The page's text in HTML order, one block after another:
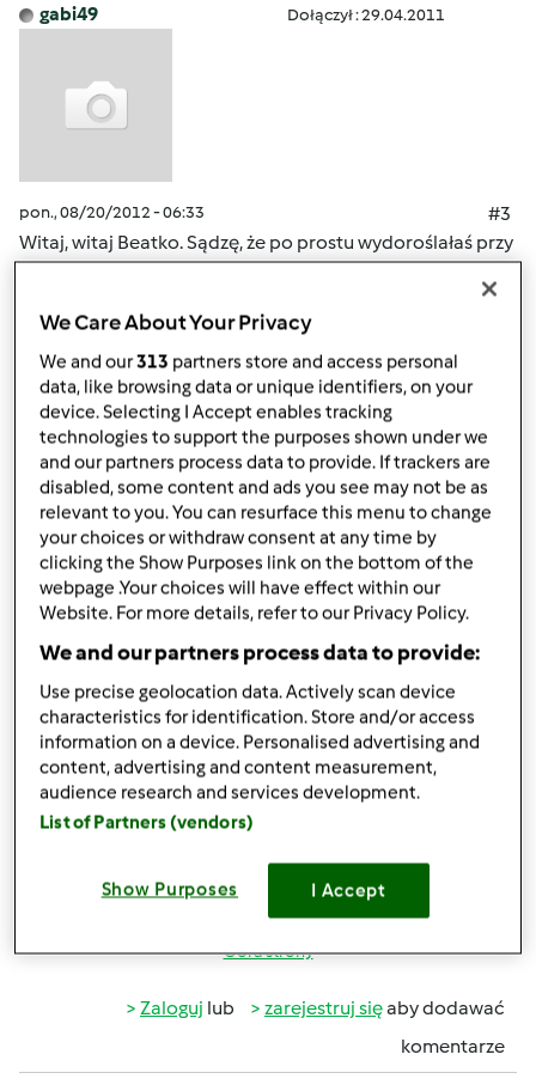
gabi49 Dołączył : 29.04.2011
pon., 08/20/2012 - 06:33
#3
Witaj, witaj Beatko. Sądzę, że po prostu wydoroślałaś przy
thermomixie, masz swoją rodzne i wiesz z doswiadczenia
co to jest w kuchni Thermomix. Brawo ! Działaj! Czekamy
na Twoje przepisy.
Góra strony
Zalogujlub zarejestruj sięaby dodawać
komentarze
magi1 (niezweryfikowany)
wt., 08/21/2012 - 20:10
Witaj Beatko w naszym skromnym gronie
lepiej nie
mogłas trafic masz TM i Nas
Góra strony
Zaloguj lub zarejestruj sięaby dodawać
komentarze
We Care About Your Privacy
We and our313 partners store and access personal
data, like browsing data or unique identifiers, on your
device. Selecting I Accept enables tracking
technologies to support the purposes shown under we
and our partners process data to provide. If trackers are
disabled, some content and ads you see may not be as
relevant to you. You can resurface this menu to change
your choices or withdraw consent at any time by
clicking the Show Purposes link on the bottom of the
webpage .Your choices will have effect within our
Website. For more details, refer to our Privacy Policy.
We and our partners process data to provide:
Use precise geolocation data. Actively scan device
characteristics for identification. Store and/or access
information on a device. Personalised advertising and
content, advertising and content measurement,
audience research and services development.
List of Partners (vendors)
Show Purposes I Accept